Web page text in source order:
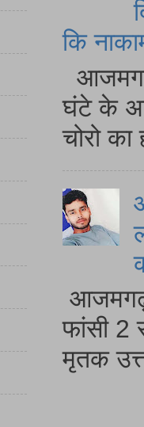
कि
घंटे के
चोरो
आजमगढ़
फांसी 2
मृतक